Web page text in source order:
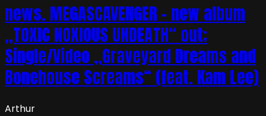
news. MEGASCAVENGER – new album
„TOXIC NOXIOUS UNDEATH“ out;
Single/Video „Graveyard Dreams and
Bonehouse Screams“ (feat. Kam Lee)
Arthur